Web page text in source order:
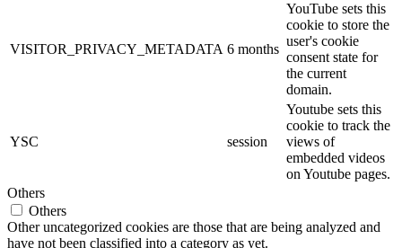
VISITOR_PRIVACY_METADATA 6 months
YouTube sets this
cookie to store the
user's cookie
consent state for
the current
domain.
YSC session
Youtube sets this
cookie to track the
views of
embedded videos
on Youtube pages.
Others
Others
Other uncategorized cookies are those that are being analyzed and
have not been classified into a category as yet.